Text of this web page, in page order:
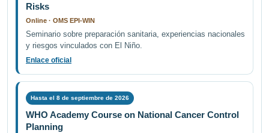
Risks
Online · OMS EPI-WIN
Seminario sobre preparación sanitaria, experiencias nacionales
y riesgos vinculados con El Niño.
Enlace oficial
Hasta el 8 de septiembre de 2026
WHO Academy Course on National Cancer Control
Planning